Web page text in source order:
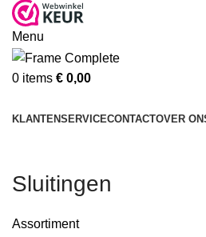
Menu
0 items € 0,00
KLANTENSERVICECONTACTOVER
Sluitingen
Assortiment